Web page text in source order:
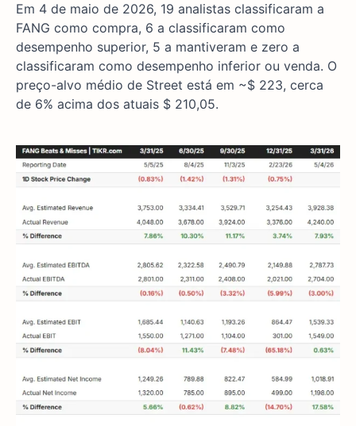
Em 4 de maio de 2026, 19 analistas classificaram a
FANG como compra, 6 a classificaram como
desempenho superior, 5 a mantiveram e zero a
classificaram como desempenho inferior ou venda. O
preço-alvo médio de Street está em ~$ 223, cerca
de 6% acima dos atuais $ 210,05.